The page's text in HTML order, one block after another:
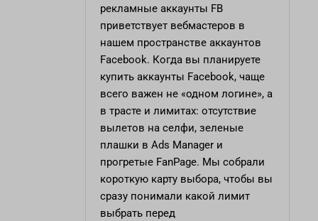
рекламные аккаунты FB
приветствует вебмастеров в
нашем пространстве аккаунтов
Facebook. Когда вы планируете
купить аккаунты Facebook, чаще
всего важен не «одном логине», а
в трасте и лимитах: отсутствие
вылетов на селфи, зеленые
плашки в Ads Manager и
прогретые FanPage. Мы собрали
короткую карту выбора, чтобы вы
сразу понимали какой лимит
выбрать перед